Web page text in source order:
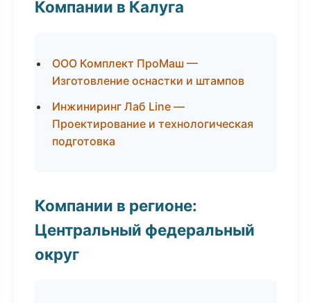
Компании в Калуга
ООО Комплект ПроМаш —
Изготовление оснастки и штампов
Инжиниринг Лаб Line —
Проектирование и технологическая
подготовка
Компании в регионе:
Центральный федеральный
округ